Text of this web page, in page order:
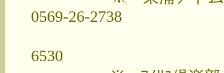
0569-26-2738
6530